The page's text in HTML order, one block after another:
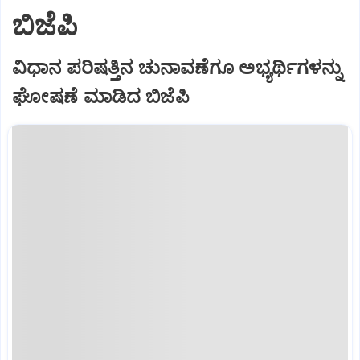
ಬಿಜೆಪಿ
ವಿಧಾನ ಪರಿಷತ್ತಿನ ಚುನಾವಣೆಗೂ ಅಭ್ಯರ್ಥಿಗಳನ್ನು
ಘೋಷಣೆ ಮಾಡಿದ ಬಿಜೆಪಿ